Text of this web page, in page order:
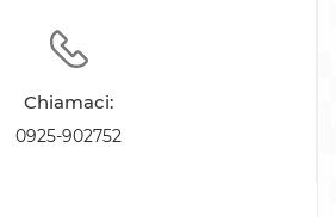
Chiamaci:
0925-902752